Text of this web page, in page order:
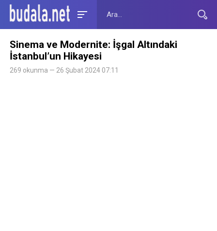
Sinema ve Modernite: İşgal Altındaki
İstanbul’un Hikayesi
269 okunma — 26 Şubat 2024 07:11